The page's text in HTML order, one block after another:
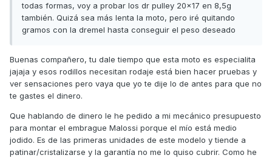
todas formas, voy a probar los dr pulley 20x17 en 8,5g
también. Quizá sea más lenta la moto, pero iré quitando
gramos con la dremel hasta conseguir el peso deseado
Buenas compañero, tu dale tiempo que esta moto es especialita
jajaja y esos rodillos necesitan rodaje está bien hacer pruebas y
ver sensaciones pero vaya que yo te dije lo de antes para que no
te gastes el dinero.
Que hablando de dinero le he pedido a mi mecánico presupuesto
para montar el embrague Malossi porque el mío está medio
jodido. Es de las primeras unidades de este modelo y tiende a
patinar/cristalizarse y la garantía no me lo quiso cubrir. Como he